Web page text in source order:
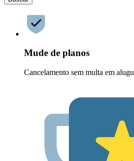
Mude de planos
Cancelamento sem multa em